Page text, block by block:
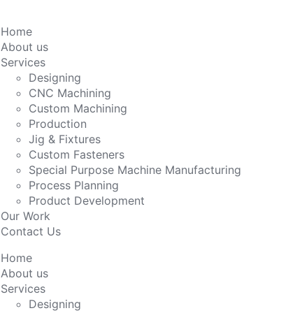
Home
About us
Services
Designing
CNC Machining
Custom Machining
Production
Jig & Fixtures
Custom Fasteners
Special Purpose Machine Manufacturing
Process Planning
Product Development
Our Work
Contact Us
Home
About us
Services
Designing